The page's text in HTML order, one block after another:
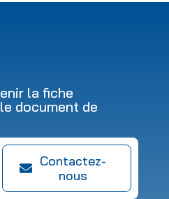
la fiche
document de
Contactez-
nous